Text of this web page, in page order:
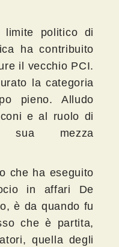
politico di
ha contribuito
il vecchio PCI.
la categoria
pieno. Alludo
e al ruolo di
sua mezza
che ha eseguito
in affari De
è da quando fu
che è partita,
quella degli